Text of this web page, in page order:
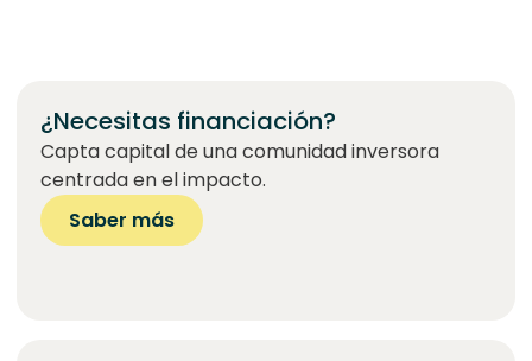
¿Necesitas financiación?
Capta capital de una comunidad inversora
centrada en el impacto.
Saber más